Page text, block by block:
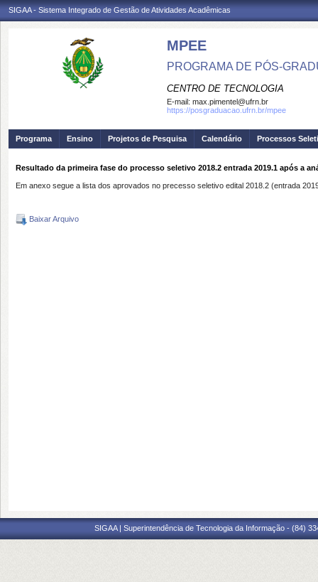
SIGAA - Sistema Integrado de Gestão de Atividades Acadêmicas
MPEE
PROGRAMA DE PÓS-
CENTRO DE TECNOLOGIA
E-mail: max.pimentel@ufrn.br
https://posgraduacao.ufrn.br/mpee
Programa Ensino Projetos de Pesquisa Calendário Processos
Resultado da primeira fase do processo seletivo 2018.2 entrada 2019.1 após a
Em anexo segue a lista dos aprovados no precesso seletivo edital 2018.2 (entrada
Baixar Arquivo
SIGAA | Superintendência de Tecnologia da Informação - (84)